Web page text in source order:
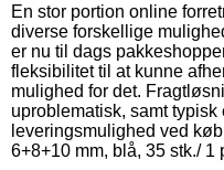
En stor portion online
diverse forskellige
er nu til dags
fleksibilitet til at kunne
mulighed for det.
uproblematisk, samt
leveringsmulighed ved
6+8+10 mm, blå, 35 stk./ 1